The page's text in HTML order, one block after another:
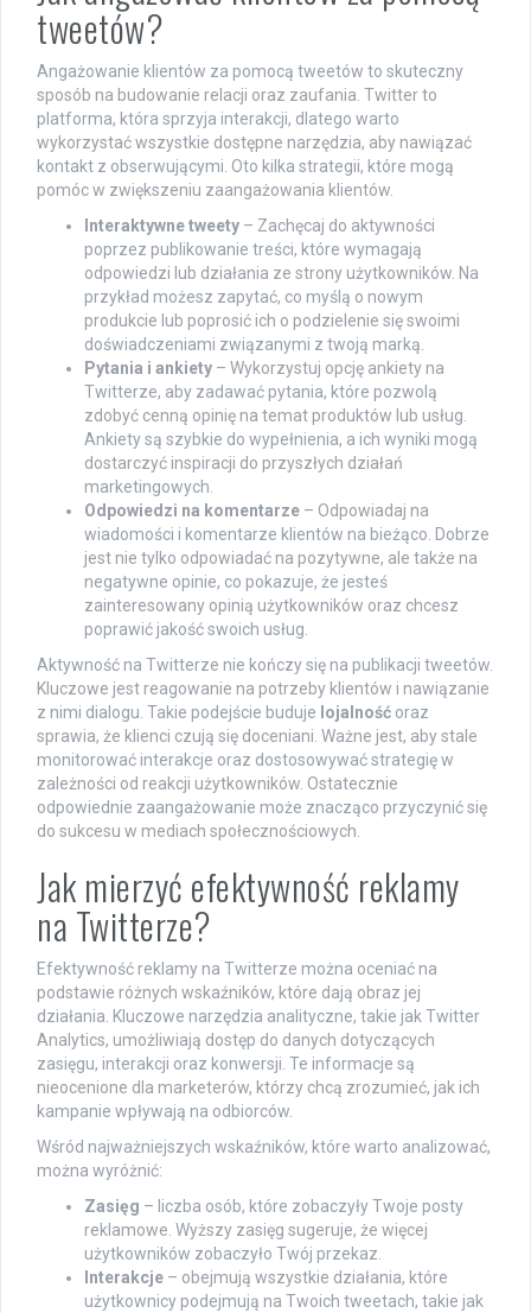
tweetów?
Angażowanie klientów za pomocą tweetów to skuteczny
sposób na budowanie relacji oraz zaufania. Twitter to
platforma, która sprzyja interakcji, dlatego warto
wykorzystać wszystkie dostępne narzędzia, aby nawiązać
kontakt z obserwującymi. Oto kilka strategii, które mogą
pomóc w zwiększeniu zaangażowania klientów.
Interaktywne tweety – Zachęcaj do aktywności
poprzez publikowanie treści, które wymagają
odpowiedzi lub działania ze strony użytkowników. Na
przykład możesz zapytać, co myślą o nowym
produkcie lub poprosić ich o podzielenie się swoimi
doświadczeniami związanymi z twoją marką.
Pytania i ankiety – Wykorzystuj opcję ankiety na
Twitterze, aby zadawać pytania, które pozwolą
zdobyć cenną opinię na temat produktów lub usług.
Ankiety są szybkie do wypełnienia, a ich wyniki mogą
dostarczyć inspiracji do przyszłych działań
marketingowych.
Odpowiedzi na komentarze – Odpowiadaj na
wiadomości i komentarze klientów na bieżąco. Dobrze
jest nie tylko odpowiadać na pozytywne, ale także na
negatywne opinie, co pokazuje, że jesteś
zainteresowany opinią użytkowników oraz chcesz
poprawić jakość swoich usług.
Aktywność na Twitterze nie kończy się na publikacji tweetów.
Kluczowe jest reagowanie na potrzeby klientów i nawiązanie
z nimi dialogu. Takie podejście buduje lojalność oraz
sprawia, że klienci czują się doceniani. Ważne jest, aby stale
monitorować interakcje oraz dostosowywać strategię w
zależności od reakcji użytkowników. Ostatecznie
odpowiednie zaangażowanie może znacząco przyczynić się
do sukcesu w mediach społecznościowych.
Jak mierzyć efektywność reklamy
na Twitterze?
Efektywność reklamy na Twitterze można oceniać na
podstawie różnych wskaźników, które dają obraz jej
działania. Kluczowe narzędzia analityczne, takie jak Twitter
Analytics, umożliwiają dostęp do danych dotyczących
zasięgu, interakcji oraz konwersji. Te informacje są
nieocenione dla marketerów, którzy chcą zrozumieć, jak ich
kampanie wpływają na odbiorców.
Wśród najważniejszych wskaźników, które warto analizować,
można wyróżnić:
Zasięg – liczba osób, które zobaczyły Twoje posty
reklamowe. Wyższy zasięg sugeruje, że więcej
użytkowników zobaczyło Twój przekaz.
Interakcje – obejmują wszystkie działania, które
użytkownicy podejmują na Twoich tweetach, takie jak